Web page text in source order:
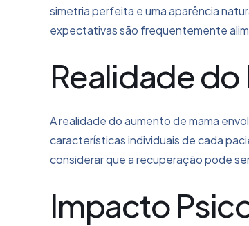
simetria perfeita e uma aparência
expectativas são frequentemente
Realidade
A realidade do aumento de mama
características individuais de cada
considerar que a recuperação pode
Impacto